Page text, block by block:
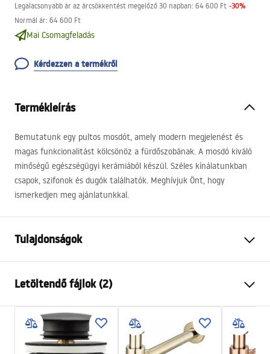
Legalacsonyabb ár az árcsökkentést megelőző 30 napban: 64 600 Ft -30%
Normál ár: 64 600 Ft
Mai Csomagfeladás
Kérdezzen a termékről
Termékleírás
Bemutatunk egy pultos mosdót, amely modern megjelenést és
magas funkcionalitást kölcsönöz a fürdőszobának. A mosdó kiváló
minőségű egészségügyi kerámiából készül. Széles kínálatunkban
csapok, szifonok és dugók találhatók. Meghívjuk Önt, hogy
ismerkedjen meg ajánlatunkkal.
Tulajdonságok
Anyag
Szín
Bézs
Kivitel
Matt
Hosszúság
610mm
Letöltendő fájlok (2)
Telepítési utasítások
Basin.pdf